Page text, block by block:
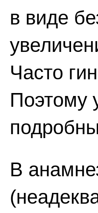
в виде
Часто
Поэтому
В